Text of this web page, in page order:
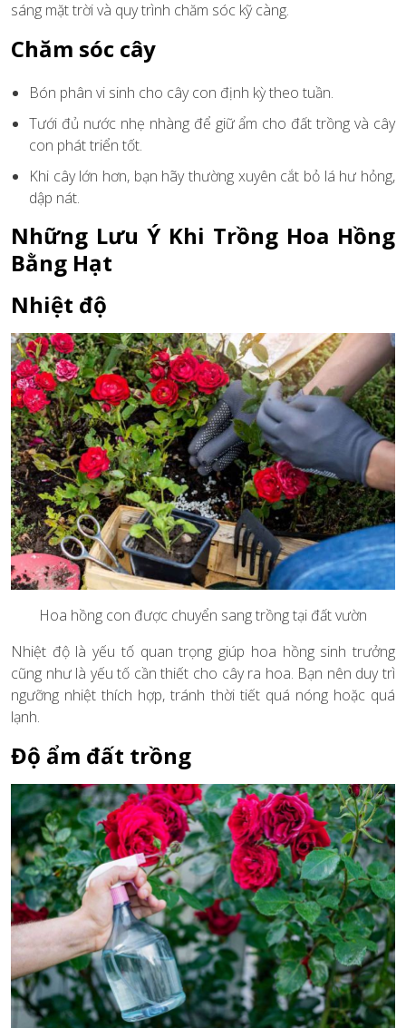
sáng mặt trời và quy trình chăm sóc kỹ càng.
Chăm sóc cây
Bón phân vi sinh cho cây con định kỳ theo tuần.
Tưới đủ nước nhẹ nhàng để giữ ẩm cho đất trồng và cây
con phát triển tốt.
Khi cây lớn hơn, bạn hãy thường xuyên cắt bỏ lá hư hỏng,
dập nát.
Những Lưu Ý Khi Trồng Hoa Hồng
Bằng Hạt
Nhiệt độ
Hoa hồng con được chuyển sang trồng tại đất vườn
Nhiệt độ là yếu tố quan trọng giúp hoa hồng sinh trưởng
cũng như là yếu tố cần thiết cho cây ra hoa. Bạn nên duy trì
ngưỡng nhiệt thích hợp, tránh thời tiết quá nóng hoặc quá
lạnh.
Độ ẩm đất trồng